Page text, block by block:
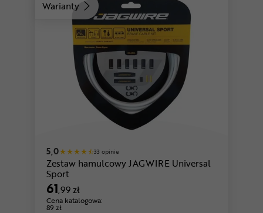
Warianty
5,0 33 opinie
Zestaw hamulcowy JAGWIRE Universal
Sport
61,99 zł
Cena katalogowa:
89 zł